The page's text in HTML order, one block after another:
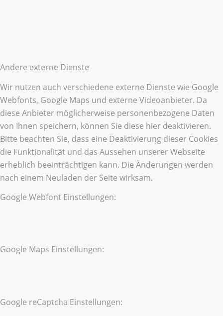
Andere externe Dienste
Wir nutzen auch verschiedene externe Dienste wie Google
Webfonts, Google Maps und externe Videoanbieter. Da
diese Anbieter möglicherweise personenbezogene Daten
von Ihnen speichern, können Sie diese hier deaktivieren.
Bitte beachten Sie, dass eine Deaktivierung dieser Cookies
die Funktionalität und das Aussehen unserer Webseite
erheblich beeinträchtigen kann. Die Änderungen werden
nach einem Neuladen der Seite wirksam.
Google Webfont Einstellungen:
Google Maps Einstellungen:
Google reCaptcha Einstellungen: